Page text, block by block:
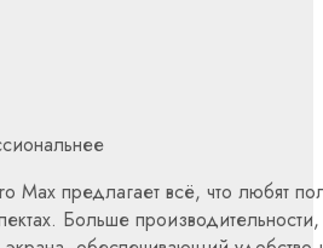
Max предлагает всё, что любят
Больше